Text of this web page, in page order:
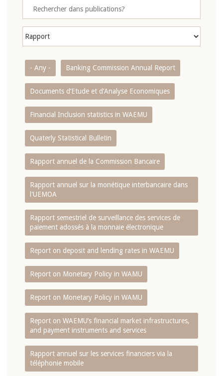
- Any - Banking Commission Annual Report
Documents d’Etude et d’Analyse Economiques
Financial Inclusion statistics in WAEMU
Quaterly Statistical Bulletin
Rapport annuel de la Commission Bancaire
Rapport annuel sur la monétique interbancaire dans
l'UEMOA
Rapport semestriel de surveillance des services de
paiement adossés à la monnaie électronique
Report on deposit and lending rates in WAEMU
Report on Monetary Policy in WAMU
Report on Monetary Policy in WAMU
Report on WAEMU’s financial market infrastructures,
and payment instruments and services
Rapport annuel sur les services financiers via la
téléphonie mobile